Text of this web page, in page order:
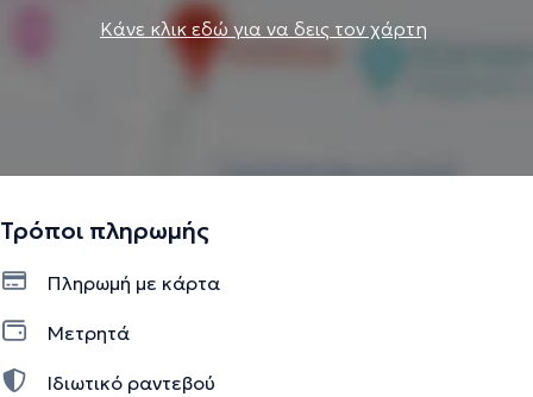
Κάνε κλικ εδώ για να δεις τον χάρτη
Τρόποι πληρωμής
Πληρωμή με κάρτα
Μετρητά
Ιδιωτικό ραντεβού